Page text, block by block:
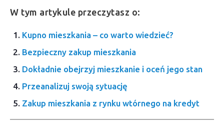
W tym artykule przeczytasz o:
Kupno mieszkania – co warto wiedzieć?
Bezpieczny zakup mieszkania
Dokładnie obejrzyj mieszkanie i oceń jego stan
Przeanalizuj swoją sytuację
Zakup mieszkania z rynku wtórnego na kredyt